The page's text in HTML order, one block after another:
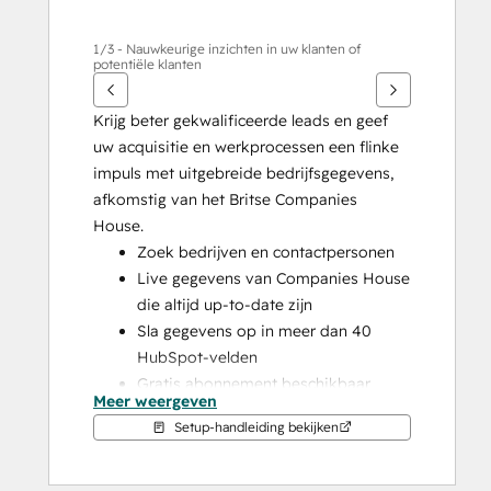
1/3 - Nauwkeurige inzichten in uw klanten of
potentiële klanten
Krijg beter gekwalificeerde leads en geef
uw acquisitie en werkprocessen een flinke
impuls met uitgebreide bedrijfsgegevens,
afkomstig van het Britse Companies
House.
Zoek bedrijven en contactpersonen
Live gegevens van Companies House
die altijd up-to-date zijn
Sla gegevens op in meer dan 40
HubSpot-velden
Gratis abonnement beschikbaar
Zorg ervoor dat u besluitvormers bereikt
Meer weergeven
Setup-handleiding bekijken